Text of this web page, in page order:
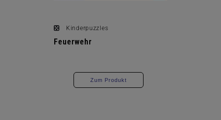
Kinderpuzzles
Feuerwehr
Zum Produkt